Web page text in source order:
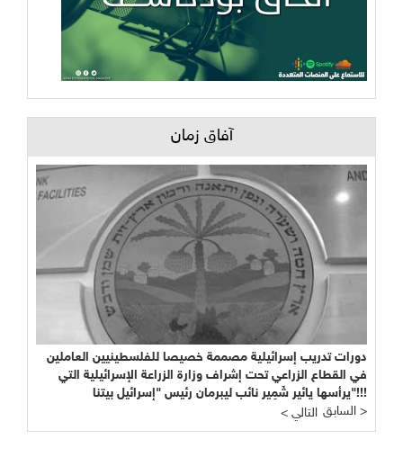
آفاق زمان
دورات تدريب إسرائيلية مصممة خصيصا للفلسطينيين العاملين
في القطاع الزراعي تحت إشراف وزارة الزراعة الإسرائيلية التي
يرأسها يائير شَمِير نائب ليبرمان رئيس "إسرائيل بيتنا"!!!
< التالي
السابق >